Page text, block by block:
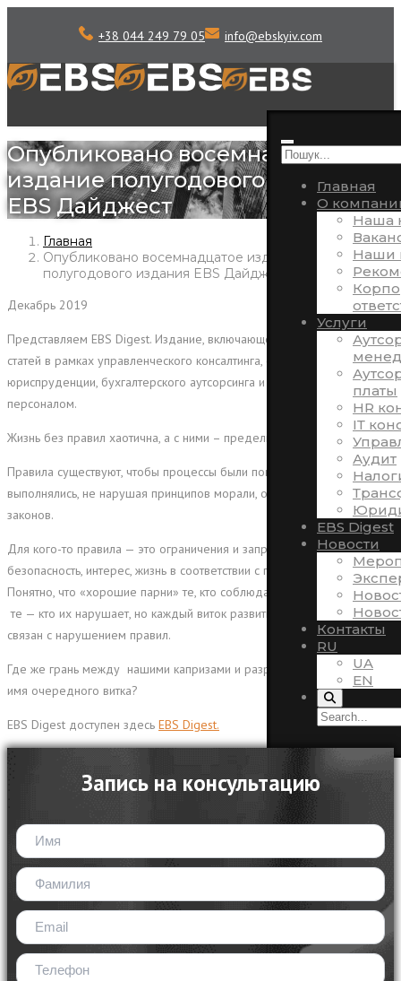
+38 044 249 79 05 info@ebskyiv.com
Главная
О
Наша
Наши
Услуги
платы
HR
ІТ
Аудит
EBS Digest
Новости
Контакты
RU
UA
EN
Опубликовано восемнадцатое
издание полугодового издания
EBS Дайджест
Главная
Опубликовано восемнадцатое издание
полугодового издания EBS Дайджест
Декабрь 2019
Представляем EBS Digest. Издание, включающее в себя подборку
статей в рамках управленческого консалтинга, финансов,
юриспруденции, бухгалтерского аутсорсинга и управления
персоналом.
Жизнь без правил хаотична, а с ними – предельно структурирована.
Правила существуют, чтобы процессы были понятными и
выполнялись, не нарушая принципов морали, общепринятого строя и
законов.
Для кого-то правила — это ограничения и запреты, для других —
безопасность, интерес, жизнь в соответствии с предназначением.
Понятно, что «хорошие парни» те, кто соблюдает правила, а плохи
те — кто их нарушает, но каждый виток развития так или иначе
связан с нарушением правил.
Где же грань между нашими капризами и разрушением правил во
имя очередного витка?
EBS Digest доступен здесь EBS Digest.
Запись на консультацию